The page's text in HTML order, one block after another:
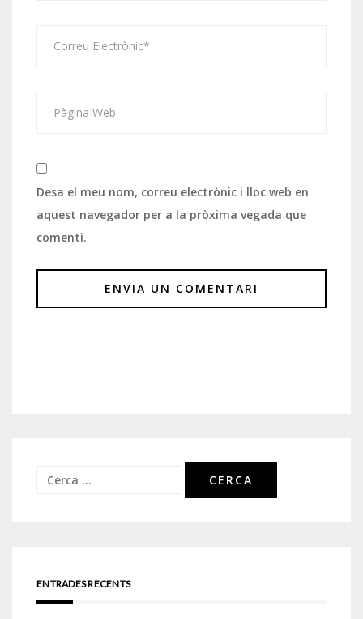
Desa el meu nom, correu electrònic i lloc web en
aquest navegador per a la pròxima vegada que
comenti.
Cerca:
ENTRADES RECENTS